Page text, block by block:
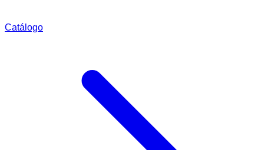
Catálogo